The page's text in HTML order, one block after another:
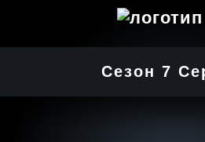
Сезон 7